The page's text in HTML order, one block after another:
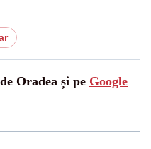
Oradea și pe Google